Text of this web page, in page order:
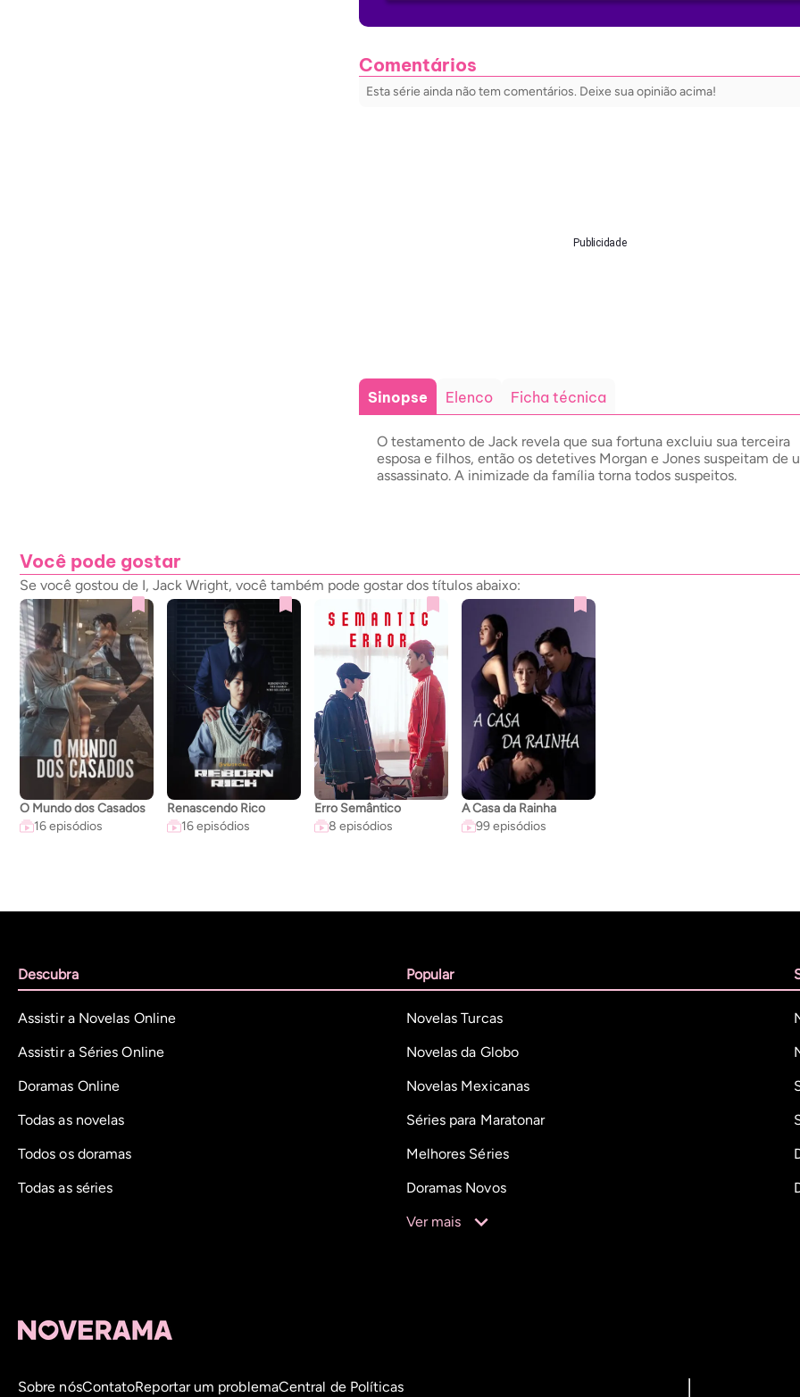
Comentários
Esta série ainda não tem comentários. Deixe sua opinião acima!
Publicidade
Sinopse Elenco Ficha técnica
O testamento de Jack revela que sua fortuna excluiu sua terceira
esposa e filhos, então os detetives Morgan e Jones suspeitam de
assassinato. A inimizade da família torna todos suspeitos.
Você pode gostar
Se você gostou de I, Jack Wright, você também pode gostar dos títulos abaixo:
O Mundo dos Casados
16 episódios
Renascendo Rico
16 episódios
Erro Semântico
8 episódios
A Casa da Rainha
99 episódios
Descubra
Assistir a Novelas Online
Assistir a Séries Online
Doramas Online
Todas as novelas
Todos os doramas
Todas as séries
Popular
Novelas Turcas
Novelas da Globo
Novelas Mexicanas
Séries para Maratonar
Melhores Séries
Doramas Novos
Ver mais
Sobre nósContatoReportar um problemaCentral de Políticas